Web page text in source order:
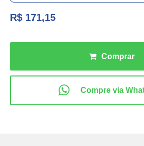
R$ 171,15